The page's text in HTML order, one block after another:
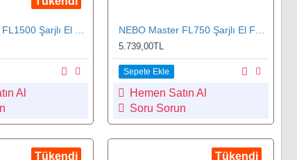
Al
5.739,00TL
Sepete Ekle
Hemen Satın Al
Soru Sorun
Tükendi Tükendi